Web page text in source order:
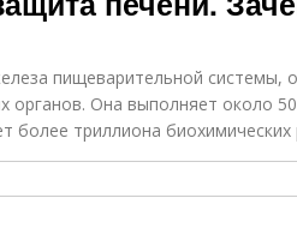
пищеварительной системы,
органов. Она выполняет около
более триллиона биохимических